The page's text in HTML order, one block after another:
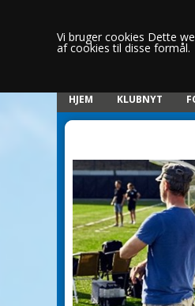
HJEM KLUBNYT
Vi bruger cookies Dette
af cookies til disse formål.